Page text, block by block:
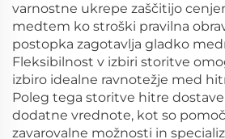
varnostne ukrepe zaščitijo
medtem ko stroški pravilna
postopka zagotavlja gladko
Fleksibilnost v izbiri storitve
izbiro idealne ravnotežje med
Poleg tega storitve hitre
dodatne vrednote, kot so
zavarovalne možnosti in